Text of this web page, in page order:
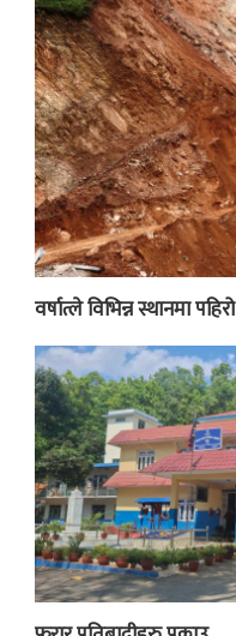
वर्षात्ले विभिन्न स्थानमा पहिरो